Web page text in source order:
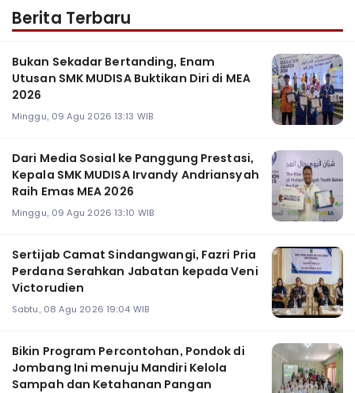
Berita Terbaru
Bukan Sekadar Bertanding, Enam
Utusan SMK MUDISA Buktikan Diri di MEA
2026
Minggu, 09 Agu 2026 13:13 WIB
Dari Media Sosial ke Panggung Prestasi,
Kepala SMK MUDISA Irvandy Andriansyah
Raih Emas MEA 2026
Minggu, 09 Agu 2026 13:10 WIB
Sertijab Camat Sindangwangi, Fazri Pria
Perdana Serahkan Jabatan kepada Veni
Victorudien
Sabtu, 08 Agu 2026 19:04 WIB
Bikin Program Percontohan, Pondok di
Jombang Ini menuju Mandiri Kelola
Sampah dan Ketahanan Pangan